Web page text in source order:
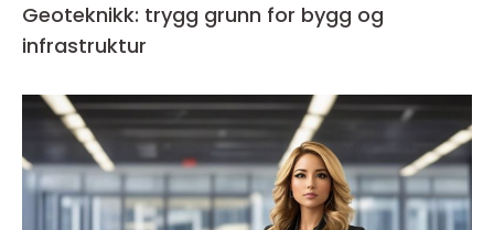
Geoteknikk: trygg grunn for bygg og
infrastruktur